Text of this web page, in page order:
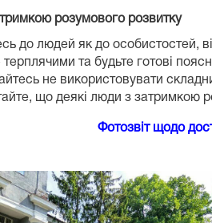
розумового розвитку
до людей як до особистостей,
терплячими та будьте готові
не використовувати
що деякі люди з затримкою
Фотозвіт щодо